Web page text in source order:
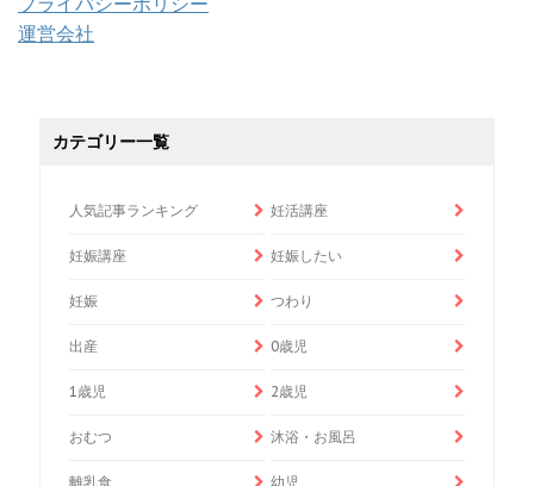
運営会社
カテゴリー一覧
人気記事ランキング 妊活講座
妊娠講座 妊娠したい
妊娠 つわり
出産 0歳児
1歳児 2歳児
おむつ 沐浴・お風呂
離乳食 幼児